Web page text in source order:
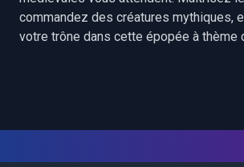
commandez des créatures mythiques,
votre trône dans cette épopée à thème